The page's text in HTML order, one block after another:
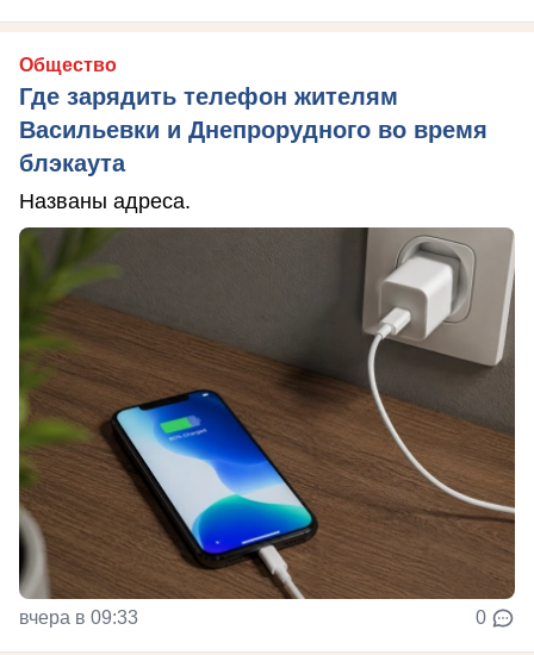
Общество
Где зарядить телефон жителям
Васильевки и Днепрорудного во время
блэкаута
Названы адреса.
вчера в 09:33 0